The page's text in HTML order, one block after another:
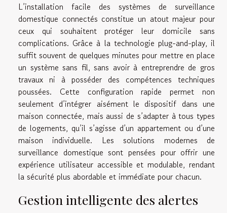
L’installation facile des systèmes de surveillance
domestique connectés constitue un atout majeur pour
ceux qui souhaitent protéger leur domicile sans
complications. Grâce à la technologie plug-and-play, il
suffit souvent de quelques minutes pour mettre en place
un système sans fil, sans avoir à entreprendre de gros
travaux ni à posséder des compétences techniques
poussées. Cette configuration rapide permet non
seulement d’intégrer aisément le dispositif dans une
maison connectée, mais aussi de s’adapter à tous types
de logements, qu’il s’agisse d’un appartement ou d’une
maison individuelle. Les solutions modernes de
surveillance domestique sont pensées pour offrir une
expérience utilisateur accessible et modulable, rendant
la sécurité plus abordable et immédiate pour chacun.
Gestion intelligente des alertes